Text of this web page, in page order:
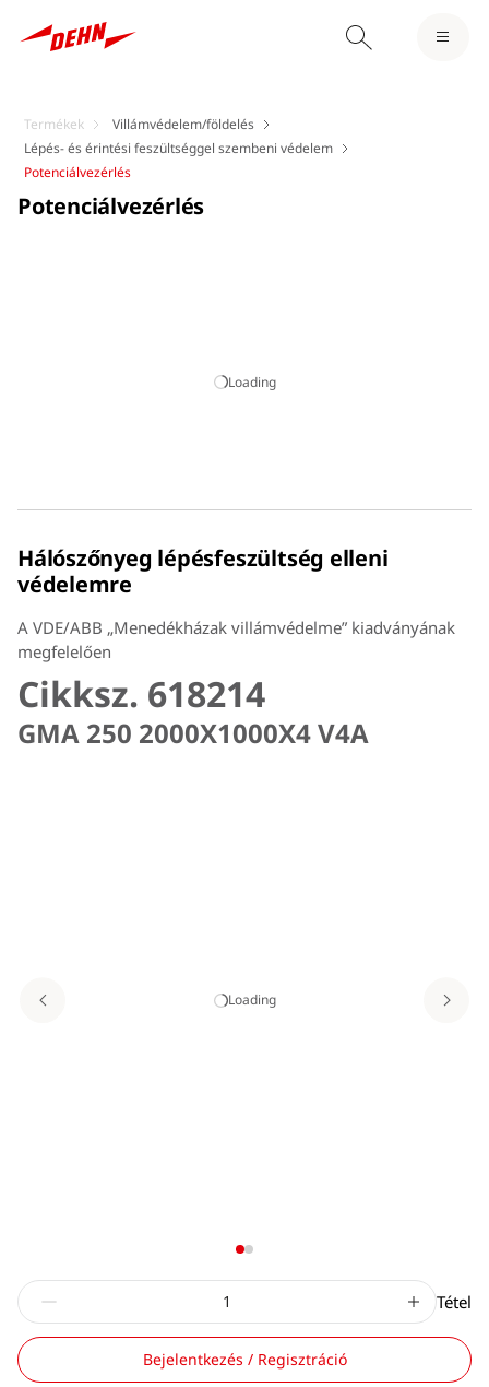
Termékek
Villámvédelem/földelés
Lépés- és érintési feszültséggel szembeni védelem
Potenciálvezérlés
Loading
Potenciálvezérlés
Hálószőnyeg lépésfeszültség elleni
védelemre
A VDE/ABB „Menedékházak villámvédelme” kiadványának
megfelelően
Cikksz. 618214
GMA 250 2000X1000X4 V4A
Loading
Tétel
Bejelentkezés / Regisztráció